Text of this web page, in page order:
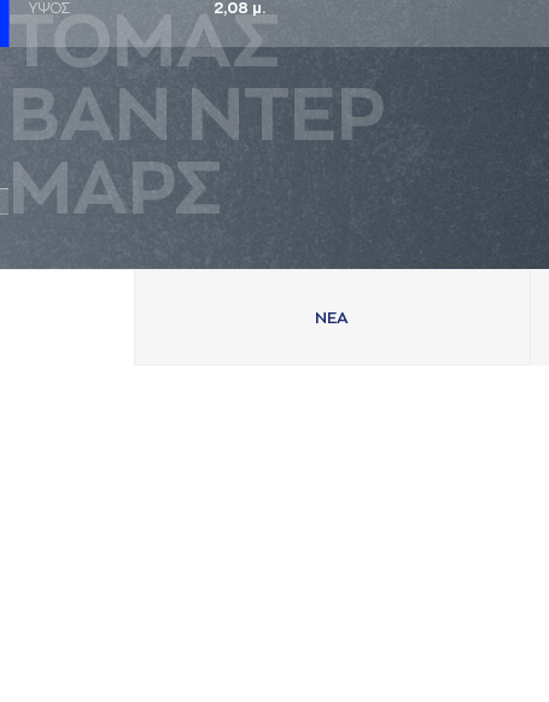
ΤΟΜAΣ
ΒAΝ ΝΤΕΡ
ΜAΡΣ
ΥΨΟΣ 2,08 μ.
ΝΕA